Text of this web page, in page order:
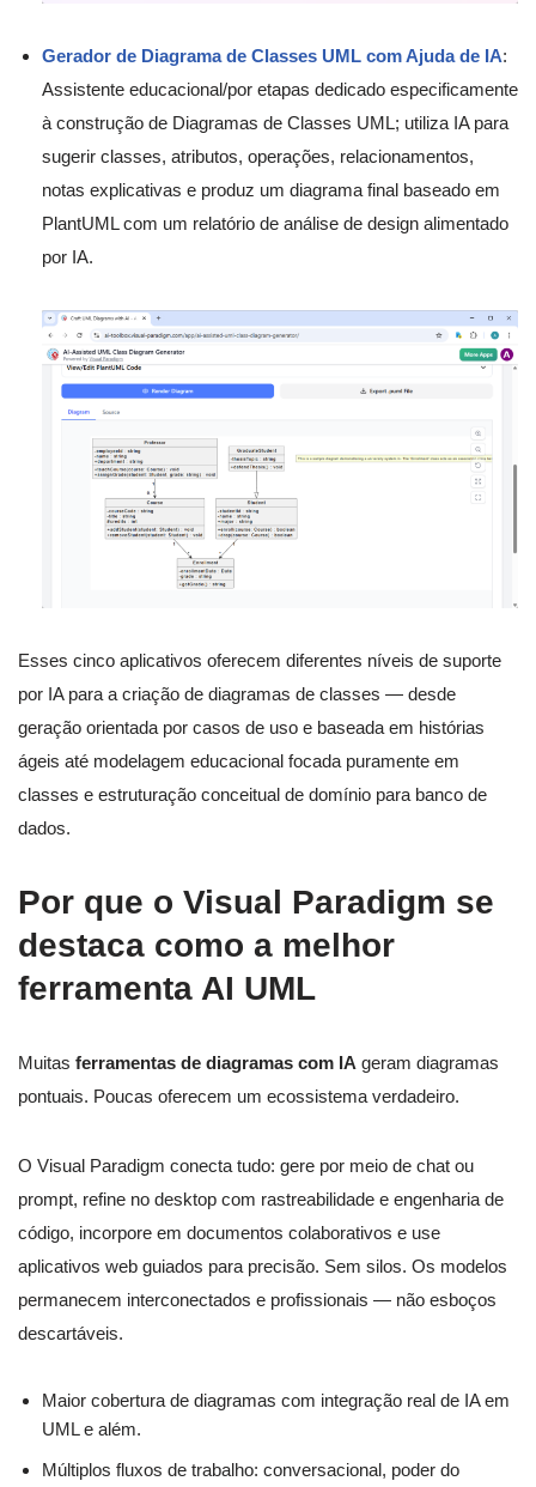
Gerador de Diagrama de Classes UML com Ajuda de IA:
Assistente educacional/por etapas dedicado especificamente
à construção de Diagramas de Classes UML; utiliza IA para
sugerir classes, atributos, operações, relacionamentos,
notas explicativas e produz um diagrama final baseado em
PlantUML com um relatório de análise de design alimentado
por IA.
Esses cinco aplicativos oferecem diferentes níveis de suporte
por IA para a criação de diagramas de classes — desde
geração orientada por casos de uso e baseada em histórias
ágeis até modelagem educacional focada puramente em
classes e estruturação conceitual de domínio para banco de
dados.
Por que o Visual Paradigm se
destaca como a melhor
ferramenta AI UML
Muitas ferramentas de diagramas com IA geram diagramas
pontuais. Poucas oferecem um ecossistema verdadeiro.
O Visual Paradigm conecta tudo: gere por meio de chat ou
prompt, refine no desktop com rastreabilidade e engenharia de
código, incorpore em documentos colaborativos e use
aplicativos web guiados para precisão. Sem silos. Os modelos
permanecem interconectados e profissionais — não esboços
descartáveis.
Maior cobertura de diagramas com integração real de IA em
UML e além.
Múltiplos fluxos de trabalho: conversacional, poder do